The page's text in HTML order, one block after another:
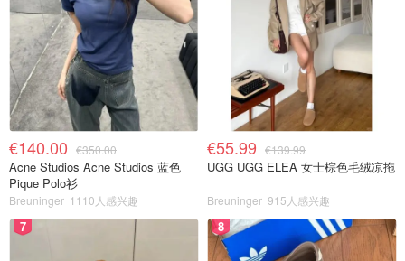
€140.00 €350.00
Acne Studios Acne Studios 蓝色
Pique Polo衫
Breuninger 1110人感兴趣
€55.99 €139.99
UGG UGG ELEA 女士棕色毛绒凉拖
Breuninger 915人感兴趣
7 8